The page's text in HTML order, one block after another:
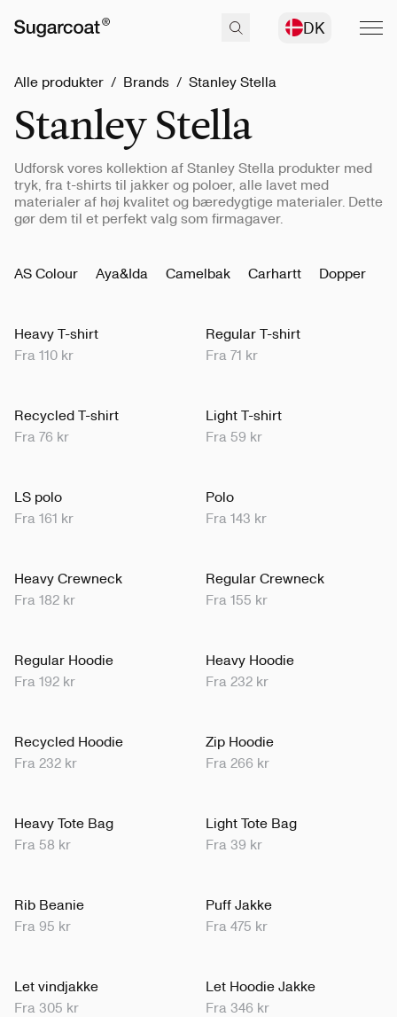
DK
Alle produkter / Brands / Stanley Stella
Stanley Stella
Udforsk vores kollektion af Stanley Stella produkter med
tryk, fra t-shirts til jakker og poloer, alle lavet med
materialer af høj kvalitet og bæredygtige materialer. Dette
gør dem til et perfekt valg som firmagaver.
AS Colour Aya&Ida Camelbak Carhartt Dopper
Heavy T-shirt
Fra 110 kr
Regular T-shirt
Fra 71 kr
Recycled T-shirt
Fra 76 kr
Light T-shirt
Fra 59 kr
LS polo
Fra 161 kr
Polo
Fra 143 kr
Heavy Crewneck
Fra 182 kr
Regular Crewneck
Fra 155 kr
Regular Hoodie
Fra 192 kr
Heavy Hoodie
Fra 232 kr
Recycled Hoodie
Fra 232 kr
Zip Hoodie
Fra 266 kr
Heavy Tote Bag
Fra 58 kr
Light Tote Bag
Fra 39 kr
Rib Beanie
Fra 95 kr
Puff Jakke
Fra 475 kr
Let vindjakke
Fra 305 kr
Let Hoodie Jakke
Fra 346 kr